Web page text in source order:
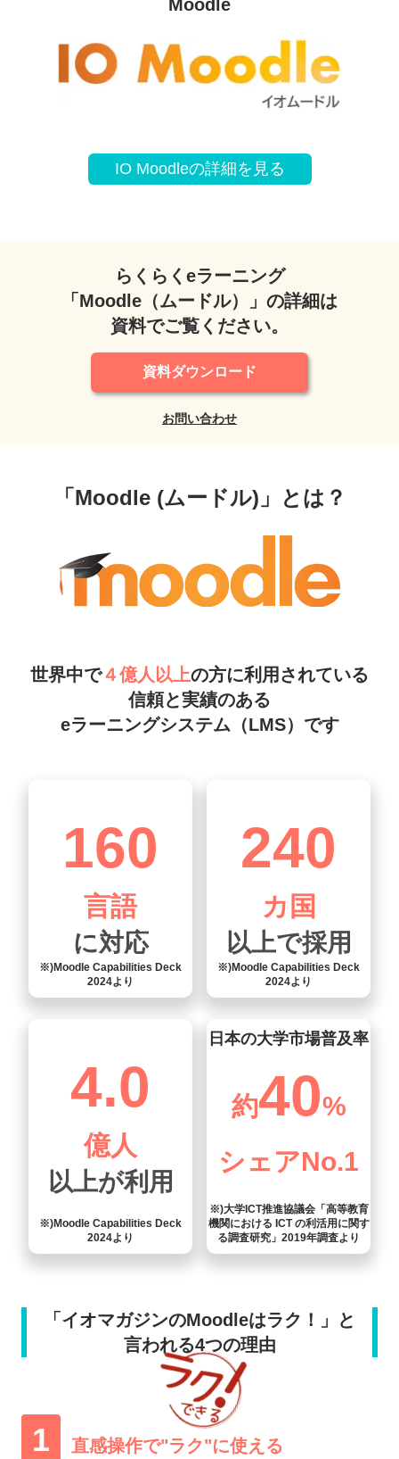
Moodle
IO Moodleの詳細を見る
らくらくeラーニング
「Moodle（ムードル）」の詳細は
資料でご覧ください。
資料ダウンロード
お問い合わせ
「Moodle (ムードル)」とは？
世界中で４億人以上の方に利用されている
信頼と実績のある
eラーニングシステム（LMS）です
160
言語
に対応
※)Moodle Capabilities Deck
2024より
240
カ国
以上で採用
※)Moodle Capabilities Deck
2024より
4.0
億人
以上が利用
※)Moodle Capabilities Deck
2024より
日本の大学市場普及率
約40%
シェアNo.1
※)大学ICT推進協議会「高等教育
機関における ICT の利活用に関す
る調査研究」 2019年調査より
「イオマガジンのMoodleはラク！」と
言われる4つの理由
1 直感操作で"ラク"に使える